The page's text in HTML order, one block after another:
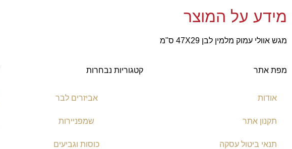
מידע על המוצר
מגש אוולי עמוק מלמין לבן 47X29 ס"מ
מפת אתר
אודות
תקנון אתר
תנאי ביטול עסקה
קטגוריות נבחרות
אביזרים לבר
שמפניירות
כוסות וגביעים